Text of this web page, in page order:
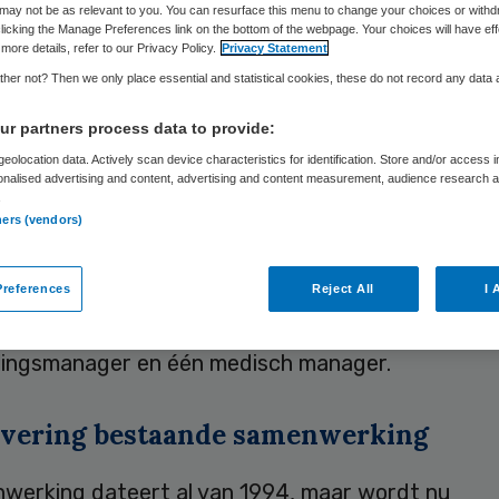
Skipr Redactie 20 april 2010,21:20
Centrum en Adelante gaan in één integrale
gezamenlijk zorg aanbieden.
hebben de instellingen dinsdag 20 april officieel
en één medisch manager.
bestaande samenwerking
dateert al van 1994, maar wordt nu
not be as relevant to you. You can resurface this menu to change your choices or
the Manage Preferences link on the bottom of the webpage. Your choices will have
details, refer to our Privacy Policy. Privacy Statement
not? Then we only place essential and statistical cookies, these do not record any data
partners process data to provide:
data. Actively scan device characteristics for identification. Store and/or access
advertising and content, advertising and content measurement, audience research
(vendors)
Reject All I